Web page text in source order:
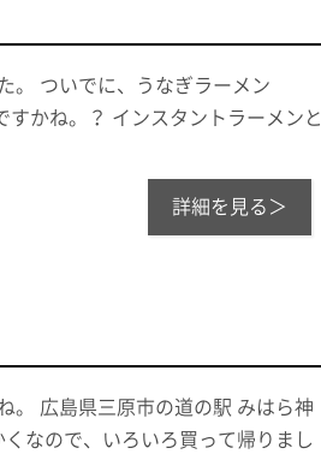
。 ついでに、うなぎラーメン
すかね。？ インスタントラーメンと
詳細を見る＞
。 広島県三原市の道の駅 みはら神
なので、いろいろ買って帰りまし